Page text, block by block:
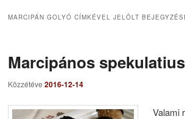
MARCIPÁN GOLYÓ CÍMKÉVEL JELÖLT
Marcipános
Közzétéve 2016-12-14
Valami